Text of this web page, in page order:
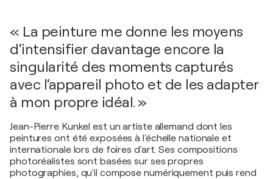
« La peinture me donne les moyens
d‘intensifier davantage encore la
singularité des moments capturés
avec l‘appareil photo et de les adapter
à mon propre idéal. »
Jean-Pierre Kunkel est un artiste allemand dont les
peintures ont été exposées à l'échelle nationale et
internationale lors de foires d'art. Ses compositions
photoréalistes sont basées sur ses propres
photographies, qu'il compose numériquement puis rend